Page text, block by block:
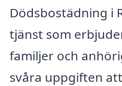
Dödsbostädning i
tjänst som
familjer och
svåra uppgiften